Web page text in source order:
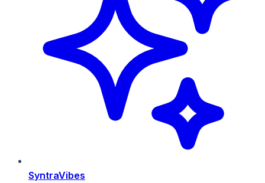
SyntraVibes